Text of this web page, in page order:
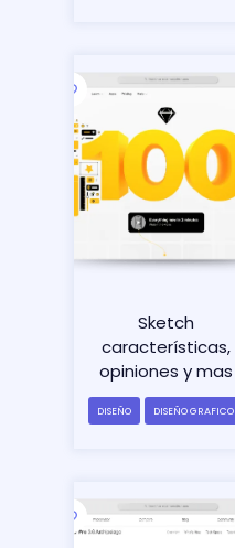
Sketch
características,
opiniones y mas
DISEÑO DISEÑO GRAFICO